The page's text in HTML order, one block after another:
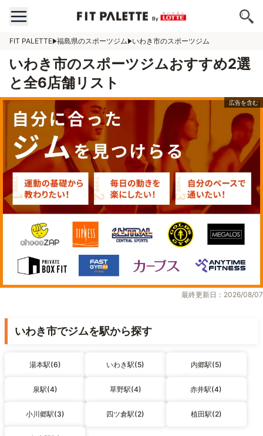
FIT PALETTE 福島県のスポーツジム いわき市のスポーツジム
いわき市のスポーツジムおすすめ2選
と全6店舗リスト
最終更新日：2026/08/07
いわき市でジムを駅から探す
湯本駅(6) いわき駅(5) 内郷駅(5)
泉駅(4) 草野駅(4) 赤井駅(4)
小川郷駅(3) 四ツ倉駅(2) 植田駅(2)